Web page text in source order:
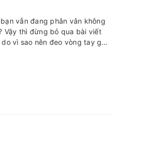
vẫn đang phân vân không
Vậy thì đừng bỏ qua bài viết
vì sao nên đeo vòng tay gỗ
1 chiếc vòng tay thì không
mình sẽ giới thiệu cho các